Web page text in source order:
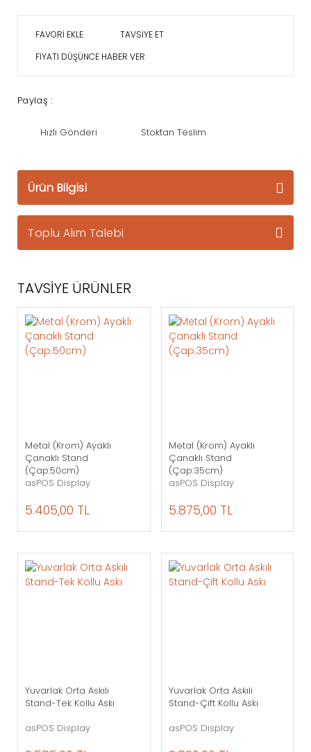
TAVSİYE ET
FİYATI DÜŞÜNCE HABER VER
Paylaş :
Hızlı Gönderi Stoktan Teslim
Ürün Bilgisi
Toplu Alım Talebi
TAVSİYE ÜRÜNLER
Metal (Krom) Ayaklı
Çanaklı Stand
(Çap:50cm)
asPOS Display
5.405,00 TL
Metal (Krom) Ayaklı
Çanaklı Stand
(Çap:35cm)
asPOS Display
5.875,00 TL
Yuvarlak Orta Askılı
Stand-Tek Kollu Askı
asPOS Display
Yuvarlak Orta Askılı
Stand-Çift Kollu Askı
asPOS Display